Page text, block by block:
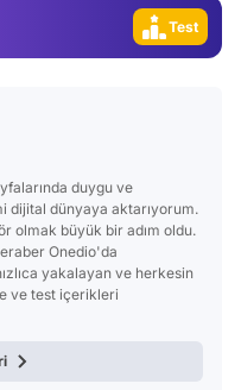
Test
duygu ve
dijital dünyaya aktarıyorum.
olmak büyük bir adım oldu.
Onedio'da
yakalayan ve herkesin
ve test içerikleri